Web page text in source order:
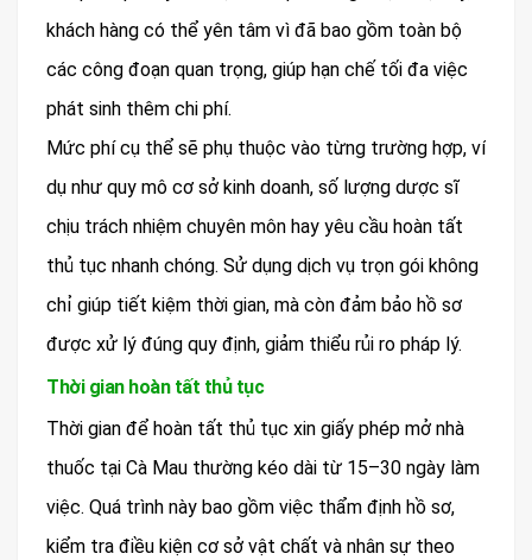
khách hàng có thể yên tâm vì đã bao gồm toàn bộ
các công đoạn quan trọng, giúp hạn chế tối đa việc
phát sinh thêm chi phí.
Mức phí cụ thể sẽ phụ thuộc vào từng trường hợp, ví
dụ như quy mô cơ sở kinh doanh, số lượng dược sĩ
chịu trách nhiệm chuyên môn hay yêu cầu hoàn tất
thủ tục nhanh chóng. Sử dụng dịch vụ trọn gói không
chỉ giúp tiết kiệm thời gian, mà còn đảm bảo hồ sơ
được xử lý đúng quy định, giảm thiểu rủi ro pháp lý.
Thời gian hoàn tất thủ tục
Thời gian để hoàn tất thủ tục xin giấy phép mở nhà
thuốc tại Cà Mau thường kéo dài từ 15–30 ngày làm
việc. Quá trình này bao gồm việc thẩm định hồ sơ,
kiểm tra điều kiện cơ sở vật chất và nhân sự theo